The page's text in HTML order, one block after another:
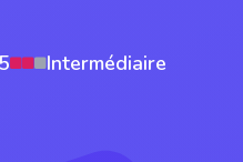
Intermédiaire